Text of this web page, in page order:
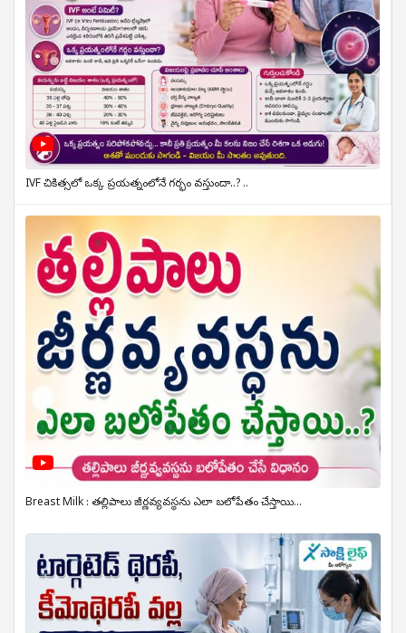
IVF చికిత్సలో ఒక్క ప్రయత్నంలోనే గర్భం వస్తుందా..? ..
Breast Milk : తల్లిపాలు జీర్ణవ్యవస్థను ఎలా బలోపేతం చేస్తాయి...